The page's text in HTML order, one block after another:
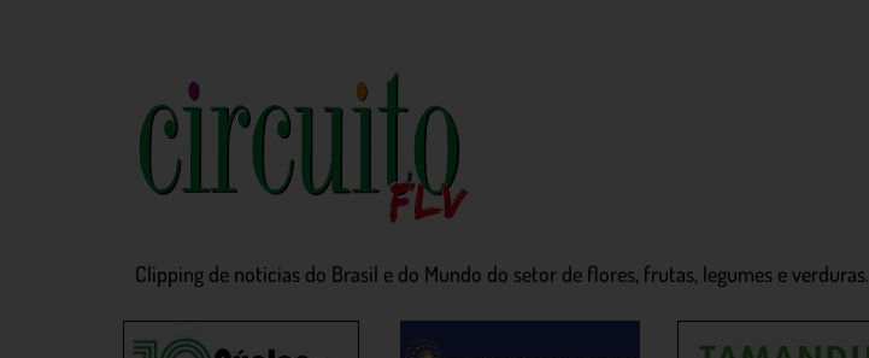
Clipping de noticias do Brasil e do Mundo do setor de flores, frutas, legumes e verduras.